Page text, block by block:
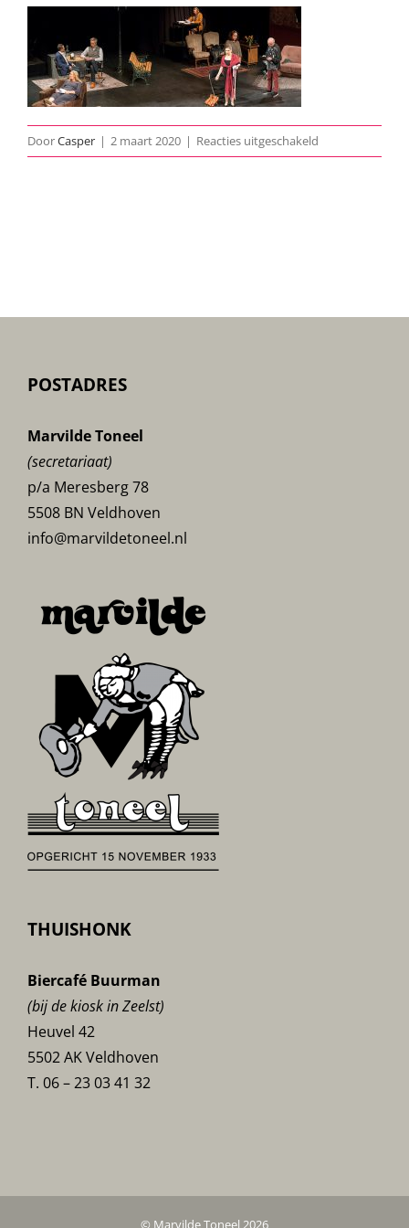
DoorCasper | 2 maart 2020 | Reacties uitgeschakeld
Grace-
POSTADRES
Marvilde Toneel
(secretariaat)
p/a Meresberg 78
5508 BN Veldhoven
info@marvildetoneel.nl
THUISHONK
Biercafé Buurman
(bij de kiosk in Zeelst)
Heuvel 42
5502 AK Veldhoven
T. 06 – 23 03 41 32
© Marvilde Toneel 2026